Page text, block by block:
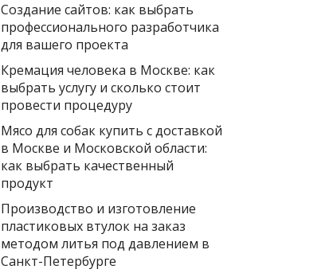
Создание сайтов: как выбрать
профессионального разработчика
для вашего проекта
Кремация человека в Москве: как
выбрать услугу и сколько стоит
провести процедуру
Мясо для собак купить с доставкой
в Москве и Московской области:
как выбрать качественный
продукт
Производство и изготовление
пластиковых втулок на заказ
методом литья под давлением в
Санкт-Петербурге